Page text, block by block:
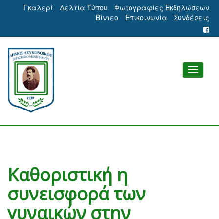
Γκαλερί Δελτία Τύπου
Φωτογραφίες Εκδηλώσεων
Βίντεο
Επικοινωνία Συνδέσεις
Καθοριστική η
συνεισφορά των
γυναικών στην